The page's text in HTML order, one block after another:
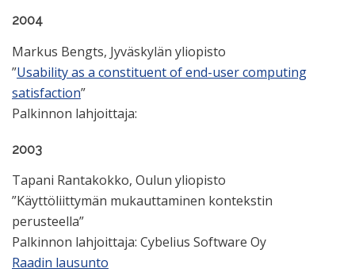
2004
Markus Bengts, Jyväskylän yliopisto
”Usability as a constituent of end-user computing
satisfaction”
Palkinnon lahjoittaja:
2003
Tapani Rantakokko, Oulun yliopisto
”Käyttöliittymän mukauttaminen kontekstin
perusteella”
Palkinnon lahjoittaja: Cybelius Software Oy
Raadin lausunto